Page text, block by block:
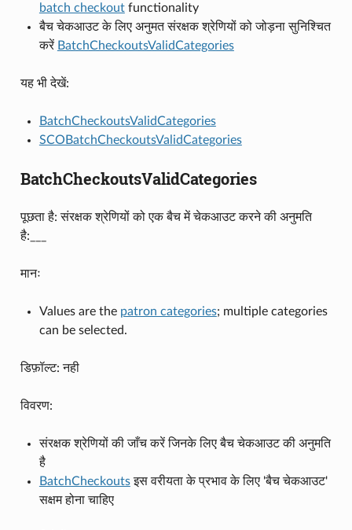
batch checkoutfunctionality
बैच चेकआउट के लिए अनुमत संरक्षक श्रेणियों को जोड़ना सुनिश्चित
करें BatchCheckoutsValidCategories
यह भी देखें:
BatchCheckoutsValidCategories
SCOBatchCheckoutsValidCategories
BatchCheckoutsValidCategories
पूछता है: संरक्षक श्रेणियों को एक बैच में चेकआउट करने की अनुमति
है:___
मानः
Values are the patron categories; multiple categories
can be selected.
डिफ़ॉल्ट: नही
विवरण:
संरक्षक श्रेणियों की जाँच करें जिनके लिए बैच चेकआउट की अनुमति
है
BatchCheckoutsइस वरीयता के प्रभाव के लिए 'बैच चेकआउट'
सक्षम होना चाहिए